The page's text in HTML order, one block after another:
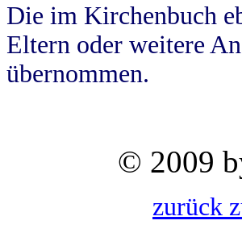
Die im Kirchenbuch
Eltern oder weitere
übernommen.
© 2009
zurück